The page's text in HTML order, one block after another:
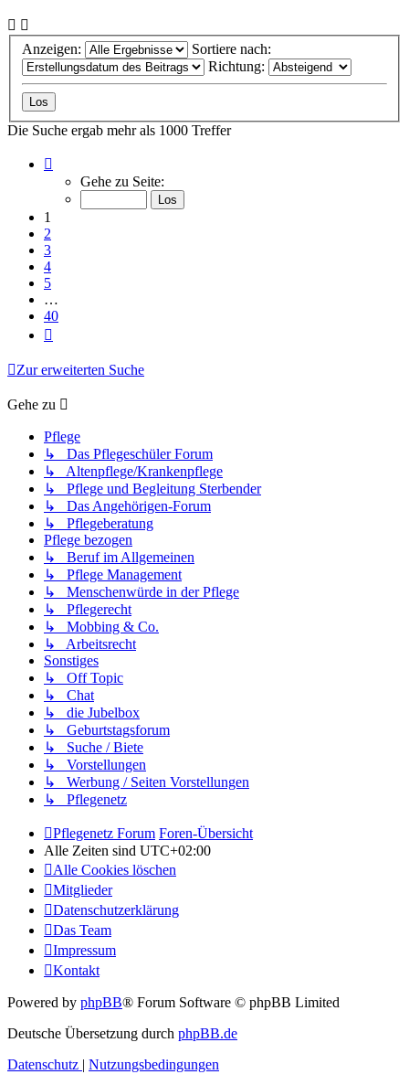
Anzeigen:
Sortiere nach:
Richtung:
Die Suche ergab mehr als 1000 Treffer
von
Gehe zu Seite:
1
2
3
4
5
…
40
Zur erweiterten Suche
Gehe zu
Pflege
↳ Das Pflegeschüler Forum
↳ Altenpflege/Krankenpflege
↳ Pflege und Begleitung Sterbender
↳ Das Angehörigen-Forum
↳ Pflegeberatung
Pflege bezogen
↳ Beruf im Allgemeinen
↳ Pflege Management
↳ Menschenwürde in der Pflege
↳ Pflegerecht
↳ Mobbing & Co.
↳ Arbeitsrecht
Sonstiges
↳ Off Topic
↳ Chat
↳ die Jubelbox
↳ Geburtstagsforum
↳ Suche / Biete
↳ Vorstellungen
↳ Werbung / Seiten Vorstellungen
↳ Pflegenetz
Pflegenetz Forum Foren-Übersicht
Alle Zeiten sind UTC+02:00
Alle Cookies löschen
Mitglieder
Datenschutzerklärung
Das Team
Impressum
Kontakt
Powered by phpBB® Forum Software © phpBB Limited
Deutsche Übersetzung durch phpBB.de
Datenschutz
Nutzungsbedingungen